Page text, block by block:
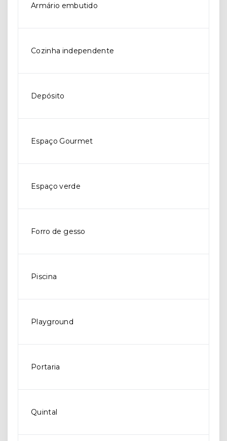
Armário embutido
Cozinha independente
Depósito
Espaço Gourmet
Espaço verde
Forro de gesso
Piscina
Playground
Portaria
Quintal